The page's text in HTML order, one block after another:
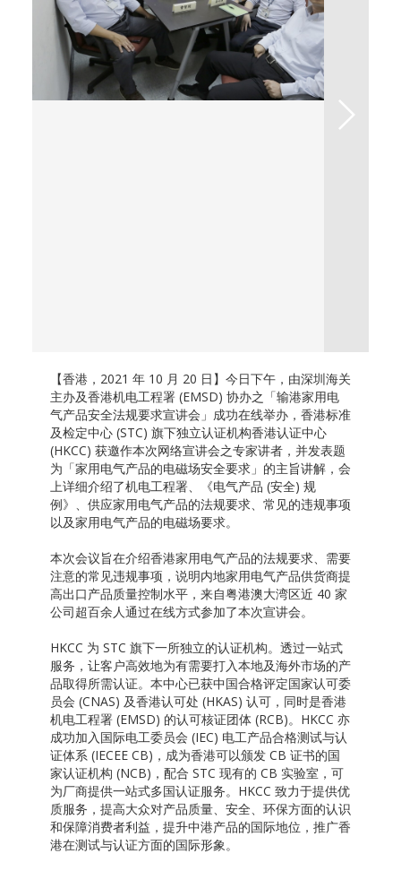
【香港，2021 年 10 月 20 日】今日下午，由深圳海关
主办及香港机电工程署 (EMSD) 协办之「输港家用电
气产品安全法规要求宣讲会」成功在线举办，香港标准
及检定中心 (STC) 旗下独立认证机构香港认证中心
(HKCC) 获邀作本次网络宣讲会之专家讲者，并发表题
为「家用电气产品的电磁场安全要求」的主旨讲解，会
上详细介绍了机电工程署、《电气产品 (安全) 规
例》、供应家用电气产品的法规要求、常见的违规事项
以及家用电气产品的电磁场要求。
本次会议旨在介绍香港家用电气产品的法规要求、需要
注意的常见违规事项，说明内地家用电气产品供货商提
高出口产品质量控制水平，来自粤港澳大湾区近 40 家
公司超百余人通过在线方式参加了本次宣讲会。
HKCC 为 STC 旗下一所独立的认证机构。透过一站式
服务，让客户高效地为有需要打入本地及海外市场的产
品取得所需认证。本中心已获中国合格评定国家认可委
员会 (CNAS) 及香港认可处 (HKAS) 认可，同时是香港
机电工程署 (EMSD) 的认可核证团体 (RCB)。HKCC 亦
成功加入国际电工委员会 (IEC) 电工产品合格测试与认
证体系 (IECEE CB)，成为香港可以颁发 CB 证书的国
家认证机构 (NCB)，配合 STC 现有的 CB 实验室，可
为厂商提供一站式多国认证服务。HKCC 致力于提供优
质服务，提高大众对产品质量、安全、环保方面的认识
和保障消费者利益，提升中港产品的国际地位，推广香
港在测试与认证方面的国际形象。